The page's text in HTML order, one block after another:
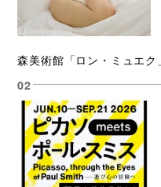
森美術館「ロン・ミュエク